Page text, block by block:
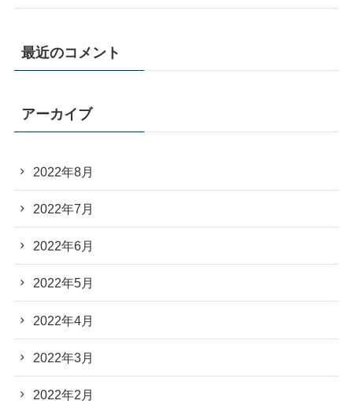
最近のコメント
アーカイブ
2022年8月
2022年7月
2022年6月
2022年5月
2022年4月
2022年3月
2022年2月